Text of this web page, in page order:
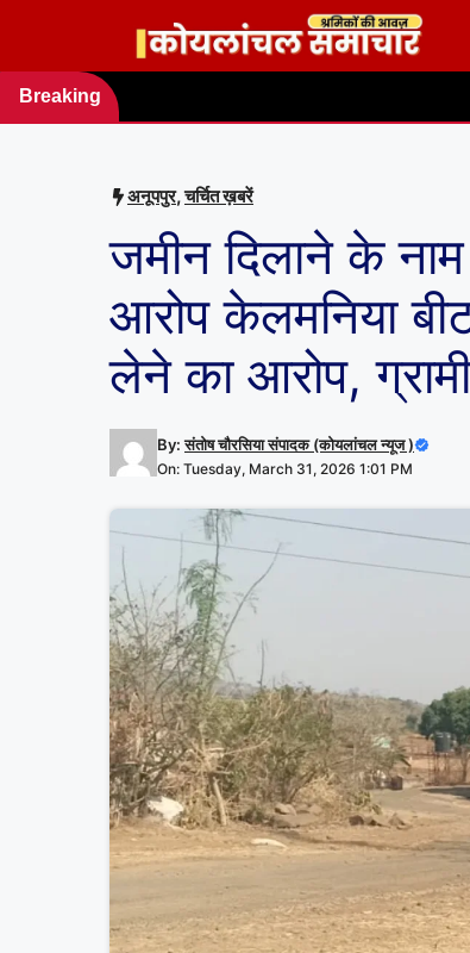
content
Breaking
अनूपपुर,चर्चित ख़बरें
जमीन दिलाने के
आरोप केलमनिया
लेने का आरोप,
By:संतोष चौरसिया संपादक (कोयलांचल न्यूज )
On: Tuesday, March 31, 2026 1:01 PM